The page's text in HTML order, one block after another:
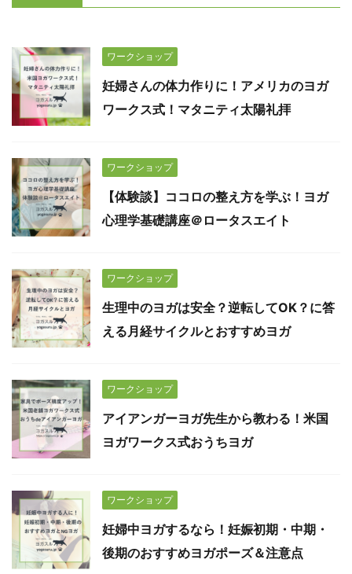
ワークショップ
妊婦さんの体力作りに！アメリカのヨガ
ワークス式！マタニティ太陽礼拝
ワークショップ
【体験談】ココロの整え方を学ぶ！ヨガ
心理学基礎講座＠ロータスエイト
ワークショップ
生理中のヨガは安全？逆転してOK？に答
える月経サイクルとおすすめヨガ
ワークショップ
アイアンガーヨガ先生から教わる！米国
ヨガワークス式おうちヨガ
ワークショップ
妊婦中ヨガするなら！妊娠初期・中期・
後期のおすすめヨガポーズ＆注意点